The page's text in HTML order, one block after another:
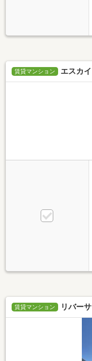
賃貸マンション エスカ
賃貸マンション リバー